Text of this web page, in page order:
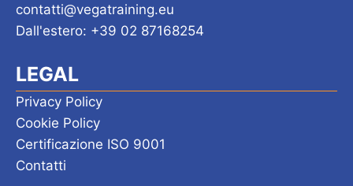
contatti@vegatraining.eu
Dall'estero: +39 02 87168254
LEGAL
Privacy Policy
Cookie Policy
Certificazione ISO 9001
Contatti